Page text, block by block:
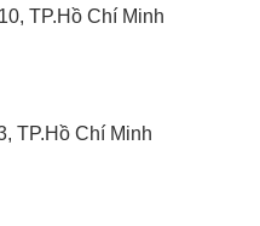
TP.Hồ Chí Minh
TP.Hồ Chí Minh